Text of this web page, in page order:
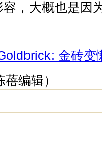
容，大概也是
金砖变
蓓编辑）